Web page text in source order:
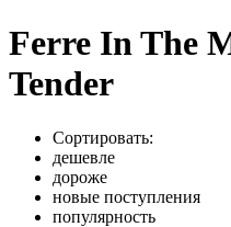
Ferre In The
Tender
Сортировать:
дешевле
дороже
новые поступления
популярность